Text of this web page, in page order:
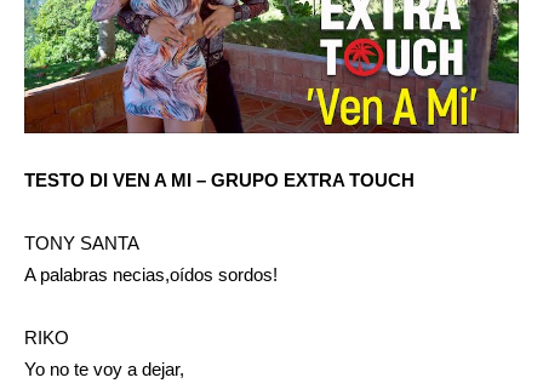
TESTO DI VEN A MI – GRUPO EXTRA TOUCH
TONY SANTA
A palabras necias,oídos sordos!
RIKO
Yo no te voy a dejar,